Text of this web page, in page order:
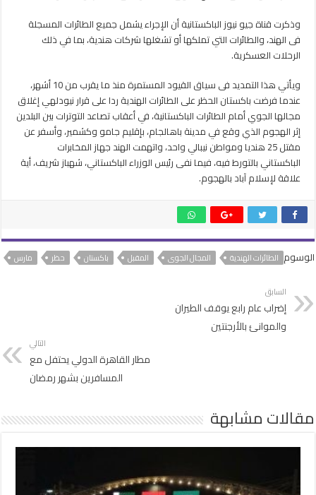
فى
مجالها
مارس
المقبل
مغلقة
وذكرت قناة جيو نيوز الباكستانية أن الإجراء يشمل جميع الطائرات المسجلة
فى الهند، والطائرات التي تملكها أو تشغلها شركات هندية، بما في ذلك
الرحلات العسكرية.
ويأتي هذا التمديد فى سياق القيود المستمرة منذ ما يقرب من 10 أشهر،
عندما فرضت باكستان الحظر على الطائرات الهندية ردا على قرار نيودلهي إغلاق
مجالها الجوي أمام الطائرات الباكستانية، في أعقاب تصاعد التوترات بين البلدين
إثر الهجوم الذي وقع في مدينة باهالجام، بإقليم جامو وكشمير، وأسفر عن
مقتل 25 هنديا ومواطن نيبالي واحد، واتهمت الهند جهاز المخابرات
الباكستاني بالتورط فيه، فيما نفى رئيس الوزراء الباكستاني، شهباز شريف، أية
علاقة لإسلام آباد بالهجوم.
الوسوم الطائرات الهندية المجال الجوى المقبل باكستان حظر مارس
السابق
إضراب عام رابع يوقف الطيران
والموانئ بالأرجنتين
التالي
مطار القاهرة الدولي يحتفل مع
المسافرين بشهر رمضان
مقالات مشابهة